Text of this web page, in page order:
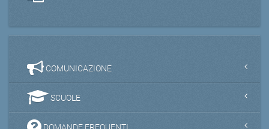
COMUNICAZIONE
SCUOLE
DOMANDE FREQUENTI